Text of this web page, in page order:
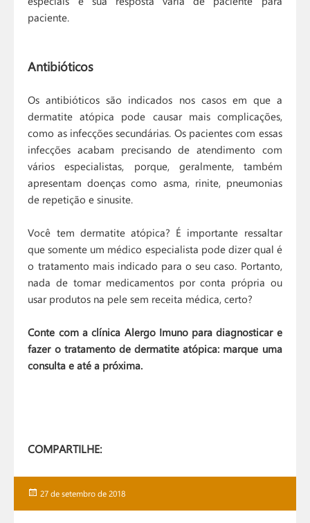
paciente.
Antibióticos
Os antibióticos são indicados nos casos em que a
dermatite atópica pode causar mais complicações,
como as infecções secundárias. Os pacientes com essas
infecções acabam precisando de atendimento com
vários especialistas, porque, geralmente, também
apresentam doenças como asma, rinite, pneumonias
de repetição e sinusite.
Você tem dermatite atópica? É importante ressaltar
que somente um médico especialista pode dizer qual é
o tratamento mais indicado para o seu caso. Portanto,
nada de tomar medicamentos por conta própria ou
usar produtos na pele sem receita médica, certo?
Conte com a clínica Alergo Imuno para diagnosticar e
fazer o tratamento de dermatite atópica: marque uma
consulta e até a próxima.
COMPARTILHE:
Publicado
27 de setembro de 2018